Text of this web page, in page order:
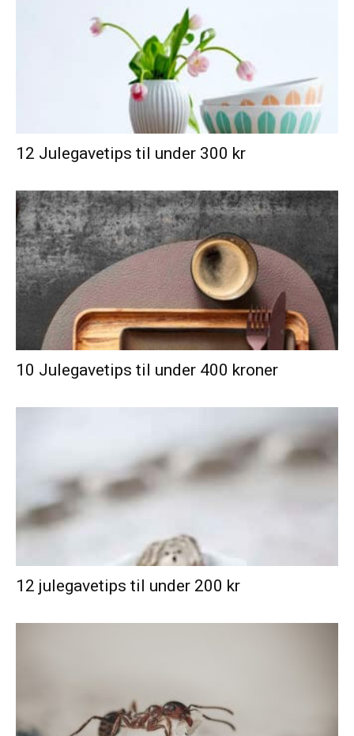
12 Julegavetips til under 300 kr
10 Julegavetips til under 400 kroner
12 julegavetips til under 200 kr